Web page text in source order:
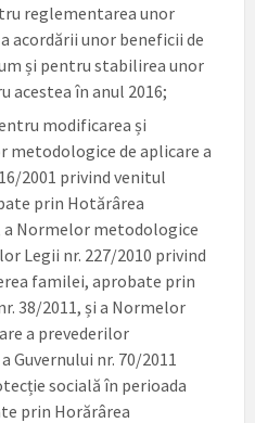
reglementarea unor
acordării unor beneficii de
și pentru stabilirea unor
acestea în anul 2016;
modificarea și
de aplicare a
2001 privind venitul
prin Hotărârea
a Normelor metodologice
Legii nr. 227/2010 privind
familei, aprobate prin
38/2011, și a Normelor
a prevederilor
Guvernului nr. 70/2011
socială în perioada
prin Horărârea